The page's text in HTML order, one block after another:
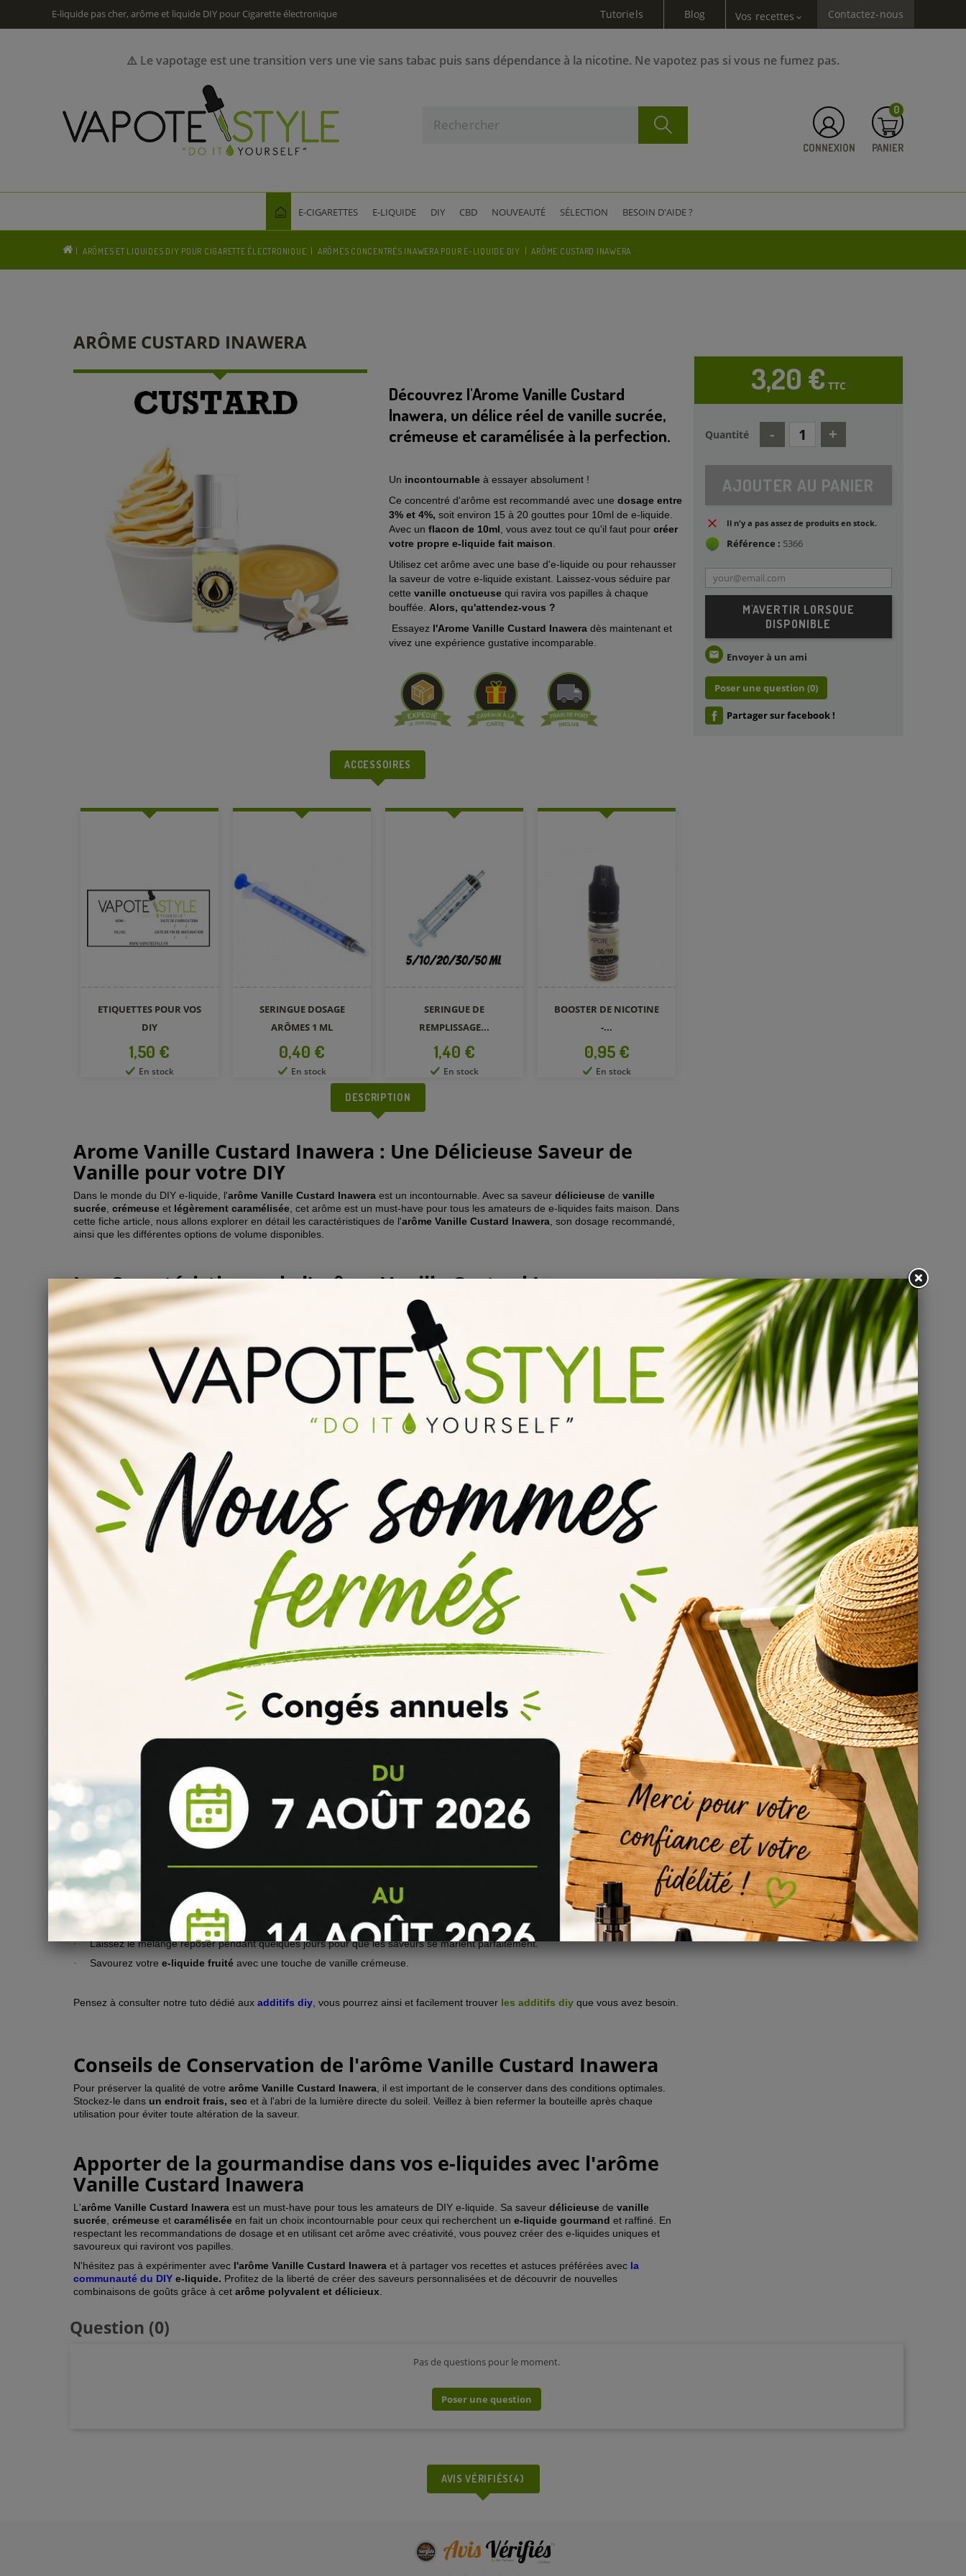
E-liquide pas cher, arôme et liquide DIY pour Cigarette électronique Tutoriels Blog Vos recettes expand_more Contactez-nous
⚠️ Le vapotage est une transition vers une vie sans tabac puis sans dépendance à la nicotine. Ne vapotez pas si vous ne fumez pas.
CONNEXION PANIER
0
E-CIGARETTES E-LIQUIDE DIY CBD NOUVEAUTÉ SÉLECTION BESOIN D'AIDE ?
ARÔMES ET LIQUIDES DIY POUR CIGARETTE ÉLECTRONIQUE ARÔMES CONCENTRÉS INAWERA POUR E-LIQUIDE DIY ARÔME CUSTARD INAWERA
ARÔME CUSTARD INAWERA
Découvrez l'Arome Vanille Custard
Inawera, un délice réel de vanille sucrée,
crémeuse et caramélisée à la perfection.
Un incontournableà essayer absolument !
Ce concentré d'arôme est recommandé avec une dosage entre
3% et 4%, soit environ 15 à 20 gouttes pour 10ml de e-liquide.
Avec un flacon de 10ml , vous avez tout ce qu'il faut pour créer
votre propre e-liquide fait maison
Utilisez cet arôme avec une base d'e-liquide ou pour rehausser
la saveur de votre e-liquide existant. Laissez-vous séduire par
cette vanille onctueusequi ravira vos papilles à chaque
bouffée. Alors, qu'attendez-vous ?
Essayez l'Arome Vanille Custard Inaweradès maintenant et
vivez une expérience gustative incomparable.
ACCESSOIRES
ETIQUETTES POUR VOS
DIY
Prix
1,50 €
En stock
SERINGUE DOSAGE
ARÔMES 1 ML
Prix
0,40 €
En stock
SERINGUE DE
REMPLISSAGE...
Prix
1,40 €
En stock
BOOSTER DE NICOTINE
-...
Prix
0,95 €
En stock
DESCRIPTION
Arome Vanille Custard Inawera : Une Délicieuse Saveur de
Vanille pour votre DIY
Dans le monde du DIY e-liquide, l'arôme Vanille Custard Inawera est un incontournable. Avec sa saveur délicieuse de vanille
sucrée crémeuse et légèrement caramélisée , cet arôme est un must-have pour tous les amateurs de e-liquides faits maison. Dans
cette fiche article, nous allons explorer en détail les caractéristiques de l'arôme Vanille Custard Inawera , son dosage recommandé,
ainsi que les différentes options de volume disponibles.
Les Caractéristiques de l'arôme Vanille Custard Inawera
L'arôme Vanille Custard Inawera
est réputé pour sa saveur intense et authentique de vanille. Il offre une expérience gustative
exceptionnelle avec ses notes
caramélisées
idéal pour ceux qui recherchent un e-liquide à la fois gourmand et raffiné.
Dosage Recommandé de l'arôme Vanille Custard Inawera
Pour obtenir le meilleur de l' arôme Vanille Custard Inawera , il est recommandé de l'utiliser avec un dosage entre 3 et 4%.Cela
équivaut à environ
15 à 20 gouttes pour 10 ml de e-liquide. Il est important de respecter ces recommandations
d'obtenir un équilibre parfait entre les saveurs et éviter toute surpuissance ou sous-dosage.
Vous pouvez utilisez notre
calculateur arome diy
arôme
pour vos recettes diy e-liquide
Disponibilité en Volume de l'arôme Vanille Custard Inawera
arôme Vanille Custard Inaweraest disponible dans différents volumes pour répondre aux besoins des amateurs de DIY e-liquide.
Vous pouvez le trouver en bouteilles de 10 ml, ainsi qu'en volumes plus importants pour les grossistes, tels que 1 et 5 litres. Nous
est équipée d'un micro compte-goutte pratique pour un dosage précis.
Comment Utiliser l'arôme Vanille Custard Inawera
est conçu pour être utilisé dans le cadre du DIY e-liquide. Il peut être mélangé avec une base e-
créer votre propre e-liquide fait maison. Vous pouvez également l'ajouter à un e-liquide existant pour en
améliorer le goût et lui donner une touche de vanille irrésistible.
Recettes et Astuces
est polyvalent et peut être utilisé dans de nombreuses recettes de e-liquides. Voici quelques idées
pour tirer le meilleur parti de cet arôme délicieux :
Recette 1 : Vanille Custard Classique
Mélangez 3 à 4% arôme Vanille Custard Inawera avec une base e-liquide PG/VG de votre choix.
Laissez reposer le mélange pendant quelques jours pour une maturation optimale.
· Profitez de votre délicieux e-liquide à la vanille custard !
Recette 2 : Vanille Custard aux Fruits
Ajoutez 2 à 3% de l' arôme Vanille Custard Inawera à une base e-liquide contenant des saveurs de fruits de votre choix.
· Laissez le mélange reposer pendant quelques jours pour que les saveurs se marient parfaitement.
· Savourez votre e-liquide fruité avec une touche de vanille crémeuse.
Pensez à consulter notre tuto dédié aux additifs diy , vous pourrez ainsi et facilement trouver les additifs diy que vous avez besoin
Conseils de Conservation de l'arôme Vanille Custard Inawera
Pour préserver la qualité de votre arôme Vanille Custard Inawera , il est important de le conserver dans des conditions optimales.
Stockez-le dans un endroit frais, sec et à l'abri de la lumière directe du soleil. Veillez à bien refermer la bouteille après chaque
utilisation pour éviter toute altération de la saveur.
Apporter de la gourmandise dans vos e-liquides avec l'arôme
Vanille Custard Inawera
L'arôme Vanille Custard Inawera est un must-have pour tous les amateurs de DIY e-liquide. Sa saveur délicieuse de vanille
sucrée crémeuse et caramélisée en fait un choix incontournable pour ceux qui recherchent un e-liquide gourmand et raffiné. En
respectant les recommandations de dosage et en utilisant cet arôme avec créativité, vous pouvez créer des e-liquides uniques et
savoureux qui raviront vos papilles.
N'hésitez pas à expérimenter avec l'arôme Vanille Custard Inawera et à partager vos recettes et astuces préférées avec la
communauté du DIY e-liquide. Profitez de la liberté de créer des saveurs personnalisées et de découvrir de nouvelles
combinaisons de goûts grâce à cet arôme polyvalent et délicieux
3,20 € TTC
Quantité
AJOUTER AU PANIER
Il n'y a pas assez de produits en stock.
Référence : 5366
M'AVERTIR LORSQUE
DISPONIBLE
email Envoyer à un ami
Poser une question (0)
Partager sur facebook !
Question (0)
Pas de questions pour le moment.
Poser une question
AVIS VÉRIFIÉS(4)